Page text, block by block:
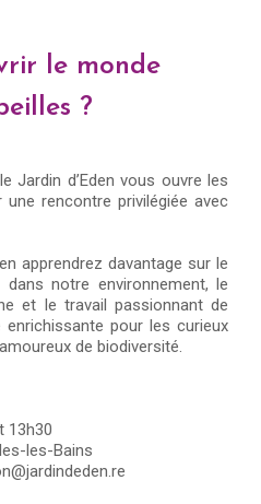
le monde
?
Jardin d’Eden vous ouvre les
rencontre privilégiée avec
apprendrez davantage sur le
notre environnement, le
et le travail passionnant de
enrichissante pour les curieux
de biodiversité.
13h30
les-Bains